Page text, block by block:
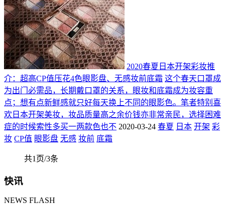
2020春夏日本开架彩妆推
介：超高CP值压花4色眼影盘、无感妆前底霜 这个春天口罩成
为出门必需品，长期戴口罩的关系，眼妆和底霜成为妆容重
点；想有点新鲜感就只好每天换上不同的眼影色。笔者特别喜
欢日本开架美妆，妆品质量高之余价钱亦非常亲民，选择困难
症的时候索性多买一两款色也不 2020-03-24 春夏 日本 开架 彩
妆 CP值 眼影盘 无感 妆前 底霜
共1页/3条
快讯
NEWS FLASH